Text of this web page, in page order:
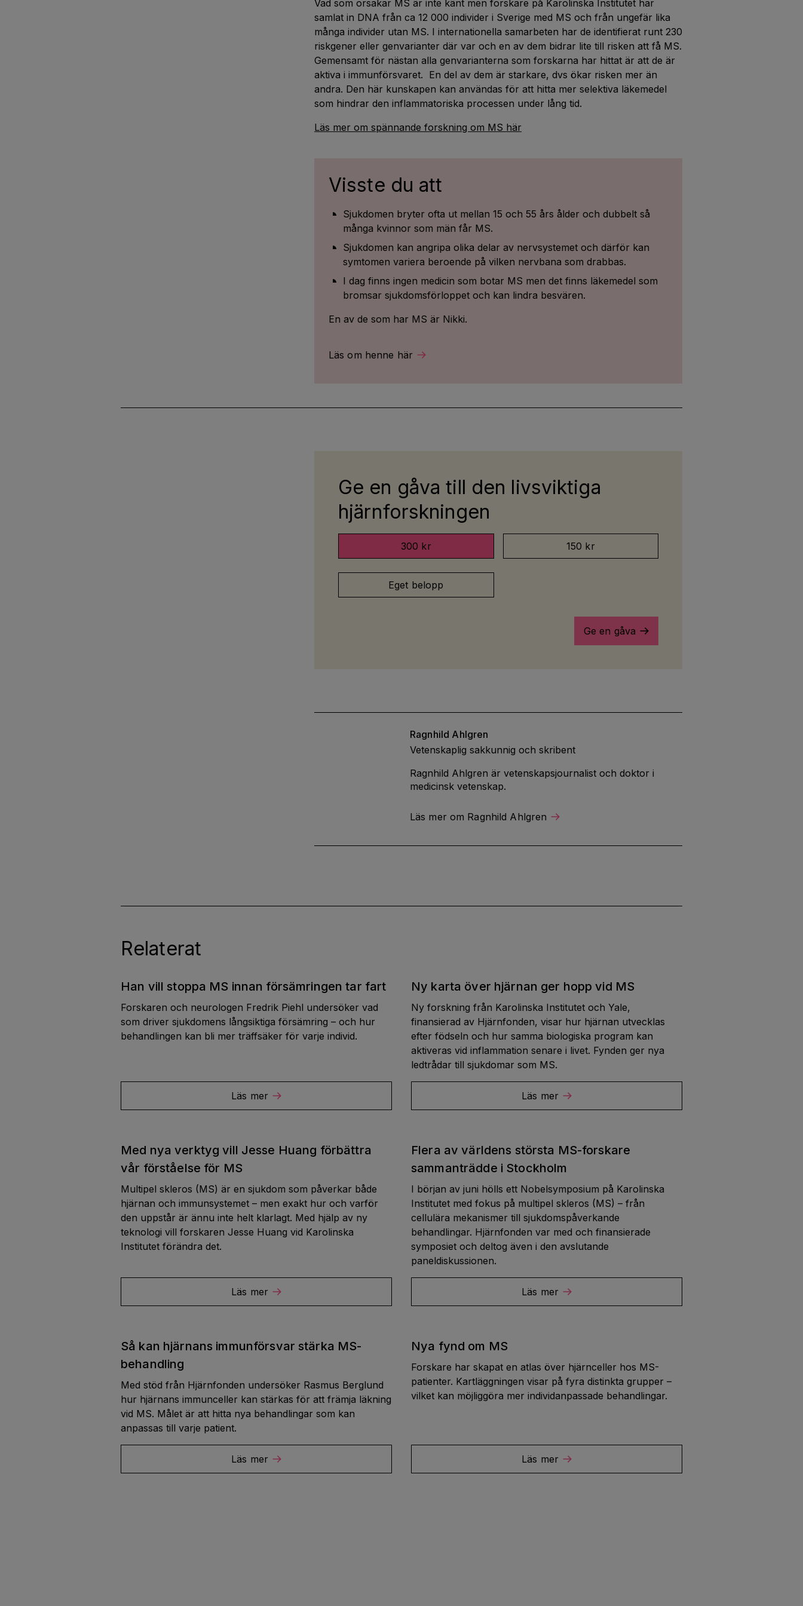
Vad som orsakar MS är inte känt men forskare på Karolinska Institutet har
samlat in DNA från ca 12 000 individer i Sverige med MS och från ungefär lika
många individer utan MS. I internationella samarbeten har de identifierat runt 230
riskgener eller genvarianter där var och en av dem bidrar lite till risken att få MS.
Gemensamt för nästan alla genvarianterna som forskarna har hittat är att de är
aktiva i immunförsvaret. En del av dem är starkare, dvs ökar risken mer än
andra. Den här kunskapen kan användas för att hitta mer selektiva läkemedel
som hindrar den inflammatoriska processen under lång tid.
Läs mer om spännande forskning om MS här
Visste du att
Sjukdomen bryter ofta ut mellan 15 och 55 års ålder och dubbelt så
många kvinnor som män får MS.
Sjukdomen kan angripa olika delar av nervsystemet och därför kan
symtomen variera beroende på vilken nervbana som drabbas.
I dag finns ingen medicin som botar MS men det finns läkemedel som
bromsar sjukdomsförloppet och kan lindra besvären.
En av de som har MS är Nikki.
Läs om henne här
Ge en gåva till den livsviktiga
hjärnforskningen
300 kr 150 kr
Eget belopp
Ge en gåva
Ragnhild Ahlgren
Vetenskaplig sakkunnig och skribent
Ragnhild Ahlgren är vetenskapsjournalist och doktor i
medicinsk vetenskap.
Läs mer om Ragnhild Ahlgren
Relaterat
Han vill stoppa MS innan försämringen tar fart
Forskaren och neurologen Fredrik Piehl undersöker vad
som driver sjukdomens långsiktiga försämring – och hur
behandlingen kan bli mer träffsäker för varje individ.
Läs mer
Ny karta över hjärnan ger hopp vid MS
Ny forskning från Karolinska Institutet och Yale,
finansierad av Hjärnfonden, visar hur hjärnan utvecklas
efter födseln och hur samma biologiska program kan
aktiveras vid inflammation senare i livet. Fynden ger nya
ledtrådar till sjukdomar som MS.
Läs mer
Med nya verktyg vill Jesse Huang förbättra
vår förståelse för MS
Multipel skleros (MS) är en sjukdom som påverkar både
hjärnan och immunsystemet – men exakt hur och varför
den uppstår är ännu inte helt klarlagt. Med hjälp av ny
teknologi vill forskaren Jesse Huang vid Karolinska
Institutet förändra det.
Läs mer
Flera av världens största MS-forskare
sammanträdde i Stockholm
I början av juni hölls ett Nobelsymposium på Karolinska
Institutet med fokus på multipel skleros (MS) – från
cellulära mekanismer till sjukdomspåverkande
behandlingar. Hjärnfonden var med och finansierade
symposiet och deltog även i den avslutande
paneldiskussionen.
Läs mer
Så kan hjärnans immunförsvar stärka MS-
behandling
Med stöd från Hjärnfonden undersöker Rasmus Berglund
hur hjärnans immunceller kan stärkas för att främja läkning
vid MS. Målet är att hitta nya behandlingar som kan
anpassas till varje patient.
Läs mer
Nya fynd om MS
Forskare har skapat en atlas över hjärnceller hos MS-
patienter. Kartläggningen visar på fyra distinkta grupper –
vilket kan möjliggöra mer individanpassade behandlingar.
Läs mer